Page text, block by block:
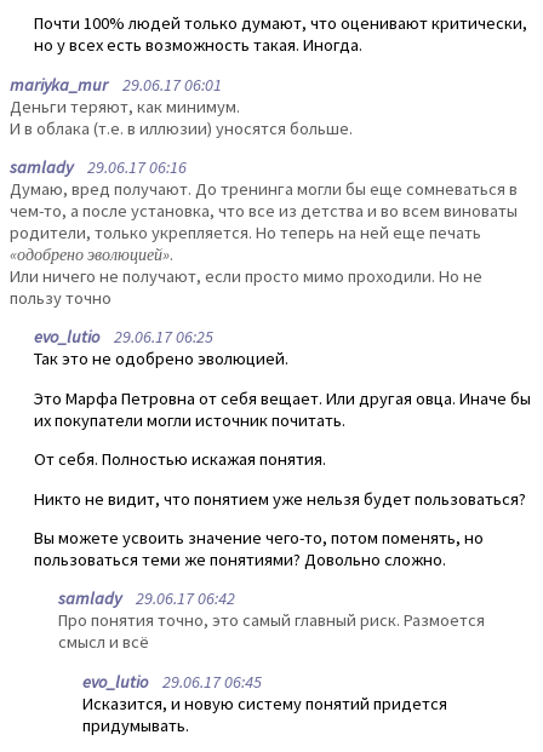
Почти 100% людей только думают, что оценивают критически,
но у всех есть возможность такая. Иногда.
mariyka_mur29.06.17 06:01
Деньги теряют, как минимум.
И в облака (т.е. в иллюзии) уносятся больше.
samlady29.06.17 06:16
Думаю, вред получают. До тренинга могли бы еще сомневаться в
чем-то, а после установка, что все из детства и во всем виноваты
родители, только укрепляется. Но теперь на ней еще печать
«одобрено эволюцией».
Или ничего не получают, если просто мимо проходили. Но не
пользу точно
evo_lutio29.06.17 06:25
Так это не одобрено эволюцией.
Это Марфа Петровна от себя вещает. Или другая овца. Иначе бы
их покупатели могли источник почитать.
От себя. Полностью искажая понятия.
Никто не видит, что понятием уже нельзя будет пользоваться?
Вы можете усвоить значение чего-то, потом поменять, но
пользоваться теми же понятиями? Довольно сложно.
samlady29.06.17 06:42
Про понятия точно, это самый главный риск. Размоется
смысл и всё
evo_lutio29.06.17 06:45
Исказится, и новую систему понятий придется
придумывать.